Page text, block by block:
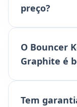
preço?
O Bouncer
Graphite é
Tem